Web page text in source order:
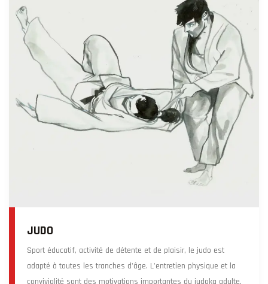
JUDO
Sport éducatif, activité de détente et de plaisir, le judo est
adapté à toutes les tranches d'âge. L'entretien physique et la
convivialité sont des motivations importantes du judoka adulte.